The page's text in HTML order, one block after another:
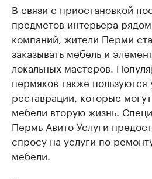
В связи с приостановкой
предметов интерьера
компаний, жители Перми
заказывать мебель и
локальных мастеров.
пермяков также
реставрации, которые
мебели вторую жизнь.
Пермь Авито Услуги
спросу на услуги по
мебели.